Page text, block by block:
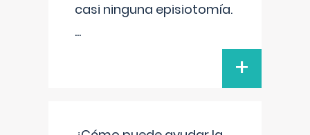
casi ninguna episiotomía.
...
+